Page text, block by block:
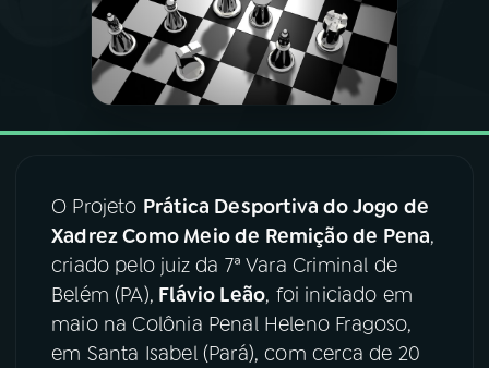
PROGRAMAS
PODCASTS
07ÚLTIMAS
08 FESTIVAL DE MÚSICA
O Projeto Prática Desportiva do Jogo de
Xadrez Como Meio de Remição de Pena,
criado pelo juiz da 7ª Vara Criminal de
Belém (PA), Flávio Leão, foi iniciado em
maio na Colônia Penal Heleno Fragoso,
em Santa Isabel (Pará), com cerca de 20